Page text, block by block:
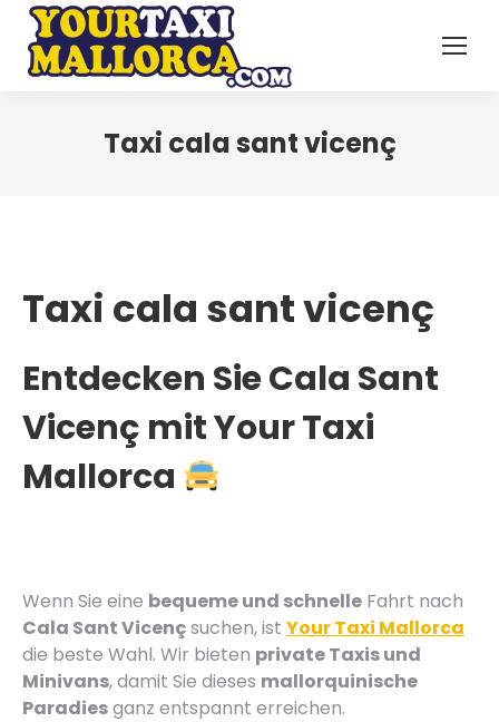
Taxi cala sant vicenç
Taxi cala sant vicenç
Entdecken Sie Cala Sant
Vicenç mitYour Taxi
Mallorca
Wenn Sie eine bequeme und schnelle Fahrt nach
Cala Sant Vicençsuchen, ist Your Taxi Mallorca
die beste Wahl. Wir bieten private Taxis und
Minivans, damit Sie dieses mallorquinische
Paradiesganz entspannt erreichen.